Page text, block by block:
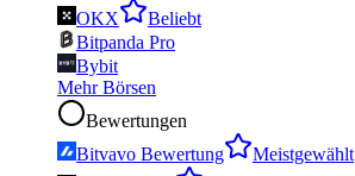
OKX
Beliebt
Bitpanda Pro
Bybit
Mehr Börsen
Bewertungen
Bitvavo Bewertung
Meistgewählt